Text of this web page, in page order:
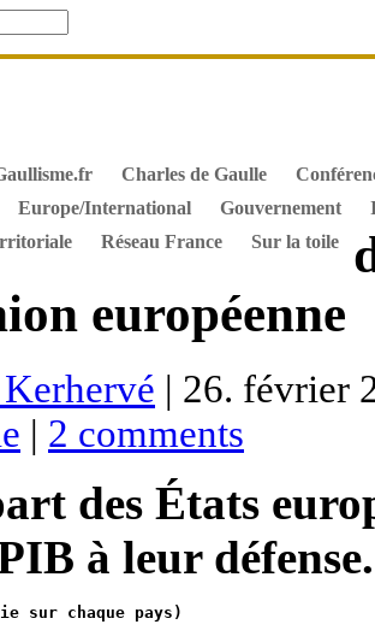
Charles de Gaulle
Europe/International Gouvernement
Réseau France Sur la toile
européenne
| 26. février
| 2 comments
des États
à leur défense.
sur chaque pays)